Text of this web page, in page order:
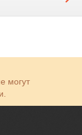
могут